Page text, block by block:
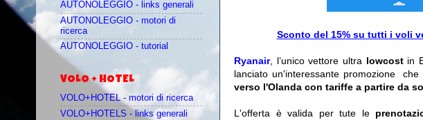
Sconto del 15% su tutti i voli
Ryanair, l’unico vettore ultra lowcost in
lanciato un'interessante promozione
verso l'Olanda con tariffe a partire da
L'offerta è valida per tute le
AUTONOLEGGIO - links generali
AUTONOLEGGIO - motori di
ricerca
AUTONOLEGGIO - tutorial
VOLO + HOTEL
VOLO+HOTEL - motori di ricerca
VOLO+HOTELS - links generali